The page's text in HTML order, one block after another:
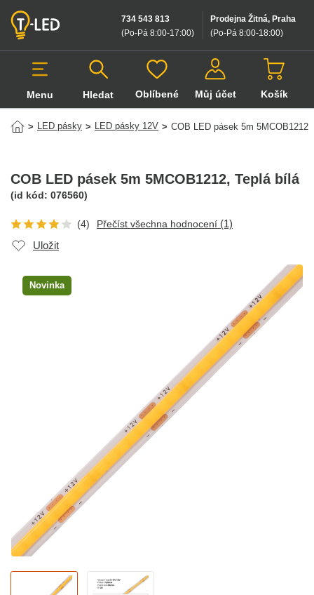
Prodejna Žitná, Praha
(Po-Pá 8:00-18:00)
734 543 813
(Po-Pá 8:00-17:00)
Menu Hledat
Hledat v produktech
Oblíbené Můj účet Košík
> LED pásky > LED pásky 12V > COB LED pásek 5m 5MCOB1212
Novinka
COB LED pásek 5m 5MCOB1212, Teplá bílá
(id kód: 076560)
(4) Přečíst všechna hodnocení (1)
Uložit